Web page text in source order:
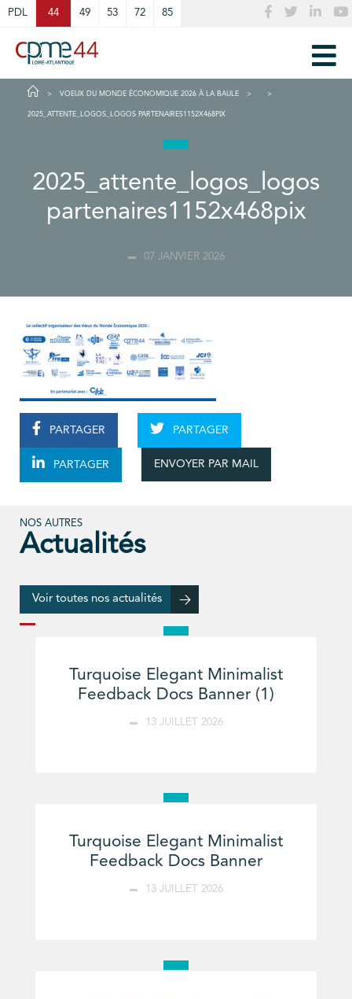
PDL 44 49 53 72 85
VOEUX DU MONDE ÉCONOMIQUE 2026 À LA BAULE
2025_ATTENTE_LOGOS_LOGOS PARTENAIRES1152X468PIX
2025_attente_logos_logos
partenaires1152x468pix
07 JANVIER 2026
PARTAGER PARTAGER
PARTAGER ENVOYER PAR MAIL
NOS AUTRES
Actualités
Voir toutes nos actualités
Turquoise Elegant Minimalist
Feedback Docs Banner (1)
13 JUILLET 2026
Turquoise Elegant Minimalist
Feedback Docs Banner
13 JUILLET 2026
Cookies management panel